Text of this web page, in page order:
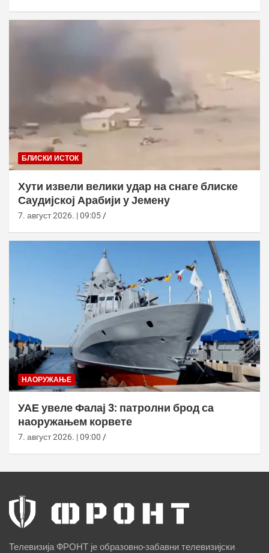
БЛИСКИ ИСТОК
Хути извели велики удар на снаге блиске
Саудијској Арабији у Јемену
7. август 2026. | 09:05
НАОРУЖАЊЕ
УАЕ увеле Фалај 3: патролни брод са
наоружањем корвете
7. август 2026. | 09:00
Телевизија ФРОНТ је образовно-забавни телевизијски